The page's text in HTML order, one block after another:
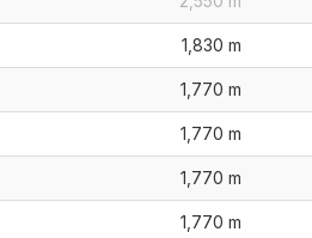
1,830 m
1,770 m
1,770 m
1,770 m
1,770 m